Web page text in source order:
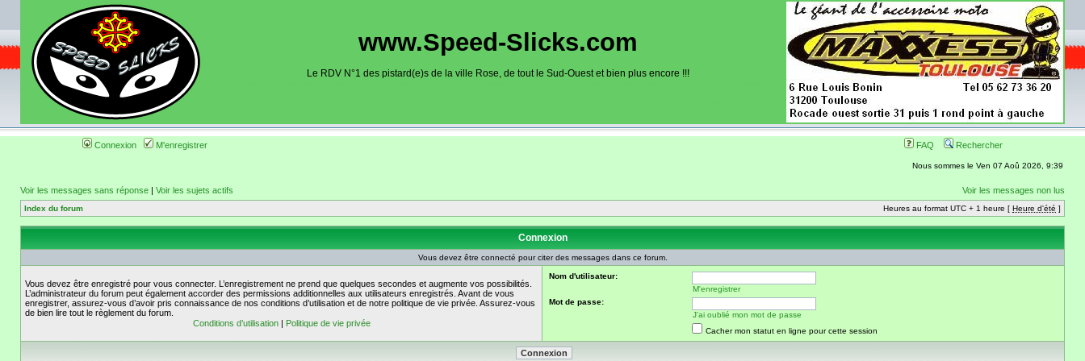
www.Speed-Slicks.com
Le RDV N°1 des pistard(e)s de la ville Rose, de tout le Sud-Ouest et bien plus encore !!!
Connexion M'enregistrer FAQ Rechercher
Nous sommes le Ven 07 Aoû 2026, 9:39
Voir les messages sans réponse | Voir les sujets actifs Voir les messages non lus
Index du forum Heures au format UTC + 1 heure [ Heure d'été ]
Connexion
Vous devez être connecté pour citer des messages dans ce forum.
Vous devez être enregistré pour vous connecter. L’enregistrement ne prend que quelques secondes et augmente vos possibilités.
L’administrateur du forum peut également accorder des permissions additionnelles aux utilisateurs enregistrés. Avant de vous
enregistrer, assurez-vous d’avoir pris connaissance de nos conditions d’utilisation et de notre politique de vie privée. Assurez-vous
de bien lire tout le règlement du forum.
Conditions d’utilisation| Politique de vie privée
Nom d'utilisateur:
M'enregistrer
Mot de passe:
J’ai oublié mon mot de passe
Cacher mon statut en ligne pour cette session